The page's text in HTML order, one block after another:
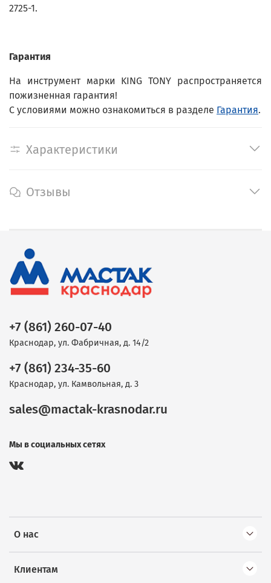
2725-1.
Гарантия
На инструмент марки KING TONY распространяется
пожизненная гарантия!
С условиями можно ознакомиться в разделе Гарантия.
Характеристики
Отзывы
О нас
Клиентам
+7 (861) 260-07-40
Краснодар, ул. Фабричная, д. 14/2
+7 (861) 234-35-60
Краснодар, ул. Камвольная, д. 3
sales@mactak-krasnodar.ru
Мы в социальных сетях